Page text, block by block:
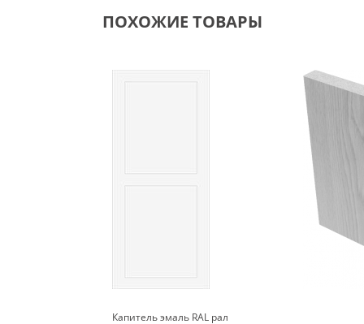
ПОХОЖИЕ ТОВАРЫ
Капитель эмаль RAL рал